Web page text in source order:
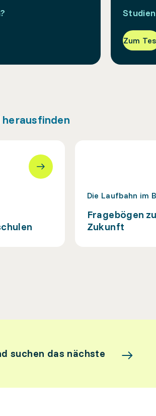
Zum
Die Laufbahn im
Fragebögen
Zukunft
suchen das nächste